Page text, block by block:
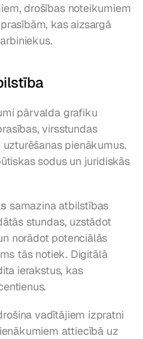
drošības noteikumiem
kas aizsargā
pārvalda grafiku
virsstundas
pienākumus.
sodus un juridiskās
samazina atbilstības
stundas, uzstādot
norādot potenciālās
tās notiek. Digitālā
ierakstus, kas
vadītājiem izpratni
attiecībā uz